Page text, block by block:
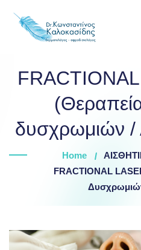
δυσχρωμιών /
Home
FRACTIONAL